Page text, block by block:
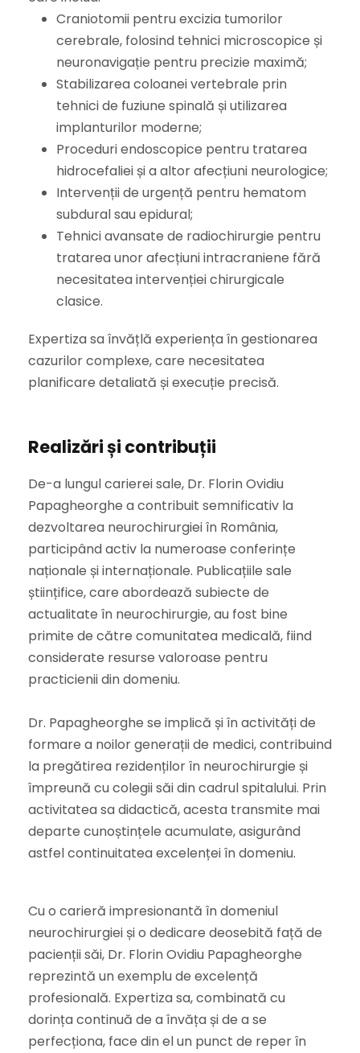
Craniotomii pentru excizia tumorilor
cerebrale, folosind tehnici microscopice și
neuronavigație pentru precizie maximă;
Stabilizarea coloanei vertebrale prin
tehnici de fuziune spinală și utilizarea
implanturilor moderne;
Proceduri endoscopice pentru tratarea
hidrocefaliei și a altor afecțiuni neurologice;
Intervenții de urgență pentru hematom
subdural sau epidural;
Tehnici avansate de radiochirurgie pentru
tratarea unor afecțiuni intracraniene fără
necesitatea intervenției chirurgicale
clasice.
Expertiza sa învățlă experiența în gestionarea
cazurilor complexe, care necesitatea
planificare detaliată și execuție precisă.
Realizări și contribuții
De-a lungul carierei sale, Dr. Florin Ovidiu
Papagheorghe a contribuit semnificativ la
dezvoltarea neurochirurgiei în România,
participând activ la numeroase conferințe
naționale și internaționale. Publicațiile sale
științifice, care abordează subiecte de
actualitate în neurochirurgie, au fost bine
primite de către comunitatea medicală, fiind
considerate resurse valoroase pentru
practicienii din domeniu.
Dr. Papagheorghe se implică și în activități de
formare a noilor generații de medici, contribuind
la pregătirea rezidenților în neurochirurgie și
împreună cu colegii săi din cadrul spitalului. Prin
activitatea sa didactică, acesta transmite mai
departe cunoștințele acumulate, asigurând
astfel continuitatea excelenței în domeniu.
Cu o carieră impresionantă în domeniul
neurochirurgiei și o dedicare deosebită față de
pacienții săi, Dr. Florin Ovidiu Papagheorghe
reprezintă un exemplu de excelență
profesională. Expertiza sa, combinată cu
dorința continuă de a învăța și de a se
perfecționa, face din el un punct de reper în